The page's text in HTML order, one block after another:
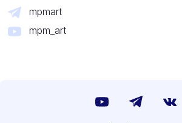
mpmart
mpm_art